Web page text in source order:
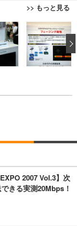
>> もっと見る
テレワーク 疲れな
ンパクト 約105度ロッ
座面昇降 強化ナイロ
在宅ワーク H-WY01
ラック
ェア 疲れない テレ
度跳ね上げ式アーム
ー付き 高反発クッシ
ゲーミング/勉強/事
(ブラック)
ェア 疲れない テレ
30度ロッキング機
度跳ね上げ式アーム
モニター | FlexScan
・USB Type-C・ホワ
ー DualSense 充電
インチ 液晶モニタ
光沢 HDMI/DisplayP
整 スイベル VESA対
ツ 薄型 レギュラー 1
枚
イトブルー)
L 中型犬用 26枚入
ク) 【Amazon.co.jp
ーヤマ ペットシーツ
1) (ケース販売)
2007 Vol.3】次
きる実測20Mbps！